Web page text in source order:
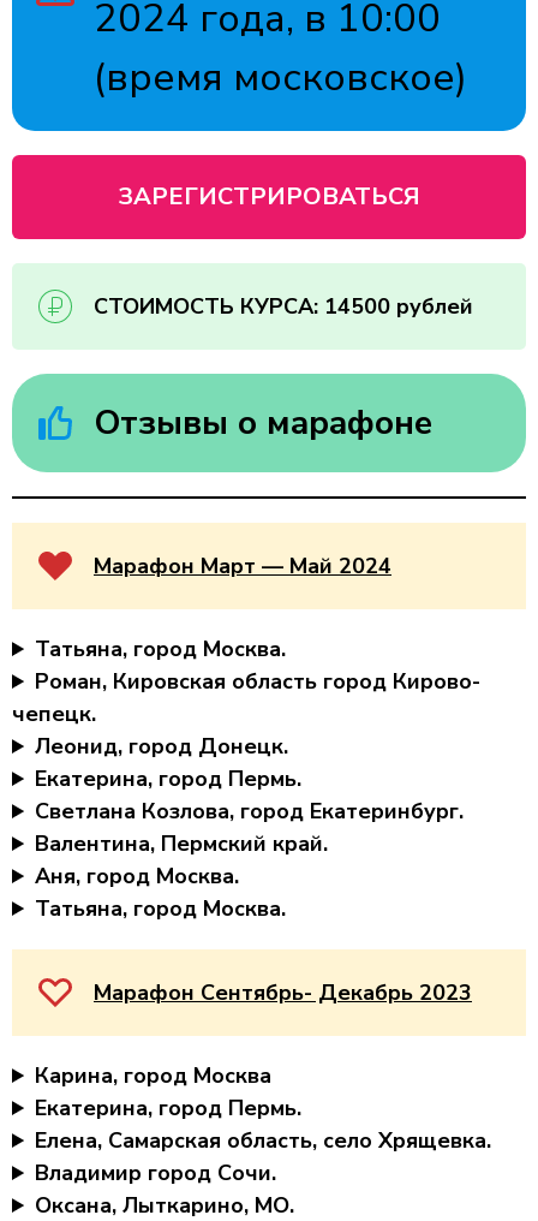
2024 года, в 10:00
(время московское)
ЗАРЕГИСТРИРОВАТЬСЯ
СТОИМОСТЬ КУРСА: 14500 рублей
Отзывы о марафоне
Марафон Март — Май 2024
Татьяна, город Москва.
Роман, Кировская область город Кирово-
чепецк.
Леонид, город Донецк.
Екатерина, город Пермь.
Светлана Козлова, город Екатеринбург.
Валентина, Пермский край.
Аня, город Москва.
Татьяна, город Москва.
Марафон Сентябрь- Декабрь 2023
Карина, город Москва
Екатерина, город Пермь.
Елена, Самарская область, село Хрящевка.
Владимир город Сочи.
Оксана, Лыткарино, МО.